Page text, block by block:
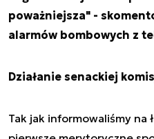
poważniejsza" -
alarmów bombowych z
Działanie senackiej
Tak jak informowaliśmy na